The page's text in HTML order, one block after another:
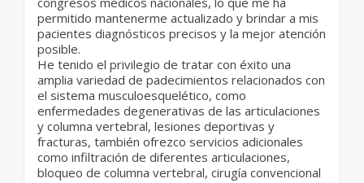
permitido mantenerme actualizado y brindar a mis
pacientes diagnósticos precisos y la mejor atención
posible.
He tenido el privilegio de tratar con éxito una
amplia variedad de padecimientos relacionados con
el sistema musculoesquelético, como
enfermedades degenerativas de las articulaciones
y columna vertebral, lesiones deportivas y
fracturas, también ofrezco servicios adicionales
como infiltración de diferentes articulaciones,
bloqueo de columna vertebral, cirugía convencional